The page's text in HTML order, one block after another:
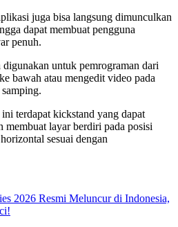
juga bisa langsung dimunculkan
dapat membuat pengguna
penuh.
untuk pemrograman dari
bawah atau mengedit video pada
terdapat kickstand yang dapat
layar berdiri pada posisi
sesuai dengan
2026 Resmi Meluncur di Indonesia,